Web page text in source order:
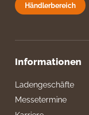
Händlerbereich
Informationen
Ladengeschäfte
Messetermine